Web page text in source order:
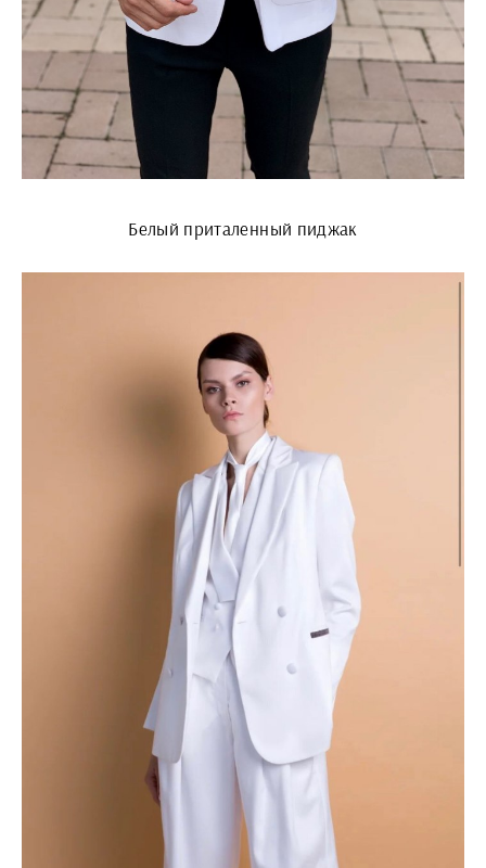
Белый приталенный пиджак